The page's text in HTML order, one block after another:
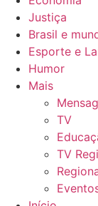
Justiça
Brasil e
Esporte e
Humor
Mais
TV
TV